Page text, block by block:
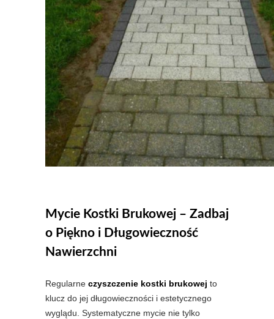
Mycie Kostki Brukowej – Zadbaj
o Piękno i Długowieczność
Nawierzchni
Regularne czyszczenie kostki brukowej to
klucz do jej długowieczności i estetycznego
wyglądu. Systematyczne mycie nie tylko